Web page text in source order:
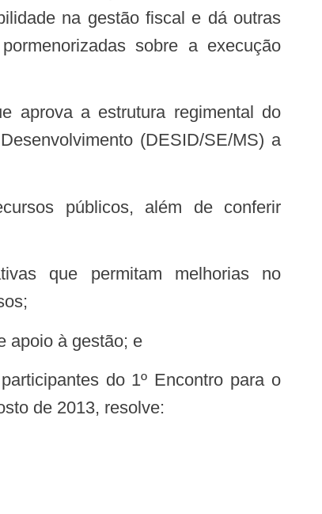
na gestão fiscal e dá outras
sobre a execução
(DESID/SE/MS) a
apoio à gestão; e
de 2013, resolve: